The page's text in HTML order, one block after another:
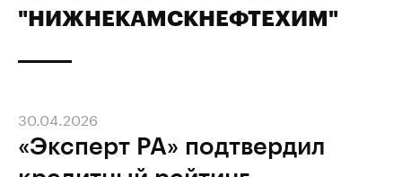
"НИЖНЕКАМСКНЕФТЕХИМ"
«Эксперт РА» подтвердил
30.04.2026